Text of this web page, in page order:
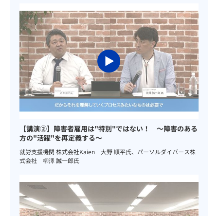
【講演②】障害者雇用は"特別"ではない！ ～障害のある
方の"活躍"を再定義する～
就労支援機関 株式会社Kaien 大野 順平氏、パーソルダイバース株
式会社 柳澤 誠一郎氏